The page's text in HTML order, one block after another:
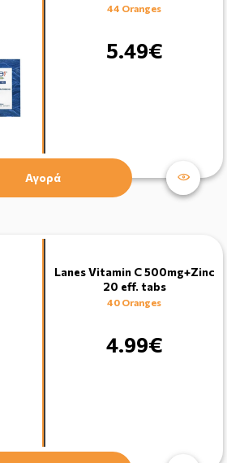
44 Oranges
5.49€
Αγορά
Lanes Vitamin C 500mg+Zinc
20 eff. tabs
40 Oranges
4.99€